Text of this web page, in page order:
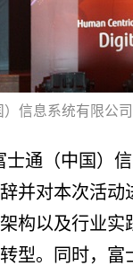
）信息系统有限公
士通（中国）
并对本次活
构以及行业
型。同时，